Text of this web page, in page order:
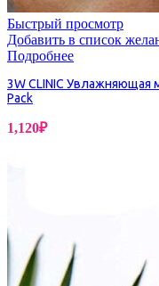
Быстрый просмотр
Добавить в список
Подробнее
3W CLINIC Увлажняющая
Pack
1,120₽